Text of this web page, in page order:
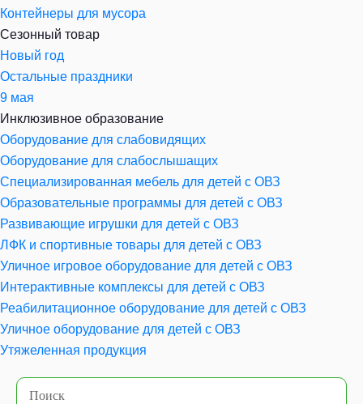
Контейнеры для мусора
Сезонный товар
Новый год
Остальные праздники
9 мая
Инклюзивное образование
Оборудование для слабовидящих
Оборудование для слабослышащих
Специализированная мебель для детей с ОВЗ
Образовательные программы для детей с ОВЗ
Развивающие игрушки для детей с ОВЗ
ЛФК и спортивные товары для детей с ОВЗ
Уличное игровое оборудование для детей с ОВЗ
Интерактивные комплексы для детей с ОВЗ
Реабилитационное оборудование для детей с ОВЗ
Уличное оборудование для детей с ОВЗ
Утяжеленная продукция